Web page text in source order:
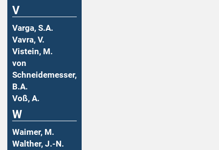
V
Varga, S.A.
Vavra, V.
Vistein, M.
von
Schneidemesser,
B.A.
Voß, A.
W
Waimer, M.
Walther, J.-N.